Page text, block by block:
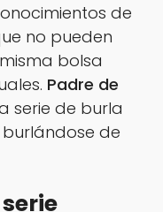
de
no pueden
bolsa
Padre de
serie de burla
de